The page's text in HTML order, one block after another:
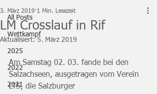
All Posts
Wettkampf
2025
2022
2021
LM Crosslauf in Rif
3. März 2019 1 Min. Lesezeit
Aktualisiert: 5. März 2019
Am Samstag 02. 03. fande bei den
Salzachseen, ausgetragen vom Verein
LTS, die Salzburger